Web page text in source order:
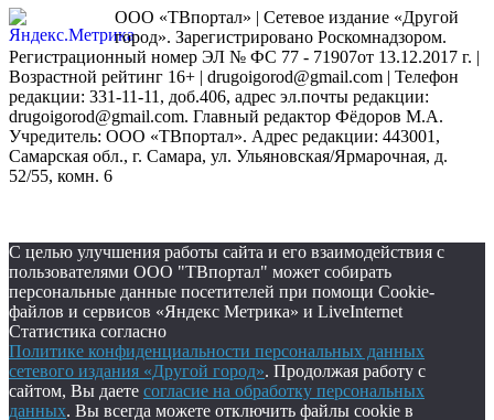
ООО «ТВпортал» | Сетевое издание «Другой
город». Зарегистрировано Роскомнадзором.
Регистрационный номер ЭЛ № ФС 77 - 71907от 13.12.2017 г. |
Возрастной рейтинг 16+ | drugoigorod@gmail.com | Телефон
редакции: 331-11-11, доб.406, адрес эл.почты редакции:
drugoigorod@gmail.com. Главный редактор Фёдоров М.А.
Учредитель: ООО «ТВпортал». Адрес редакции: 443001,
Самарская обл., г. Самара, ул. Ульяновская/Ярмарочная, д.
52/55, комн. 6
С целью улучшения работы сайта и его взаимодействия с
пользователями ООО "ТВпортал" может собирать
персональные данные посетителей при помощи Cookie-
файлов и сервисов «Яндекс Метрика» и LiveInternet
Статистика согласно
Политике конфиденциальности персональных данных
сетевого издания «Другой город». Продолжая работу с
сайтом, Вы даете согласие на обработку персональных
данных. Вы всегда можете отключить файлы cookie в